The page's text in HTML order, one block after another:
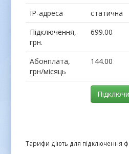
IP-адреса статична
Підключення,
грн.
699.00
Абонплата,
грн/місяць
144.00
Тарифи діють для підключення